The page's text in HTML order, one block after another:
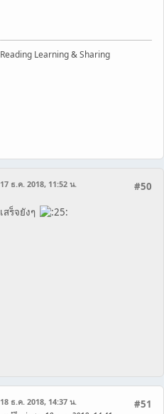
Reading Learning & Sharing
#50
17 ธ.ค. 2018, 11:52 น.
เสร็จยังๆ
#51
18 ธ.ค. 2018, 14:37 น.